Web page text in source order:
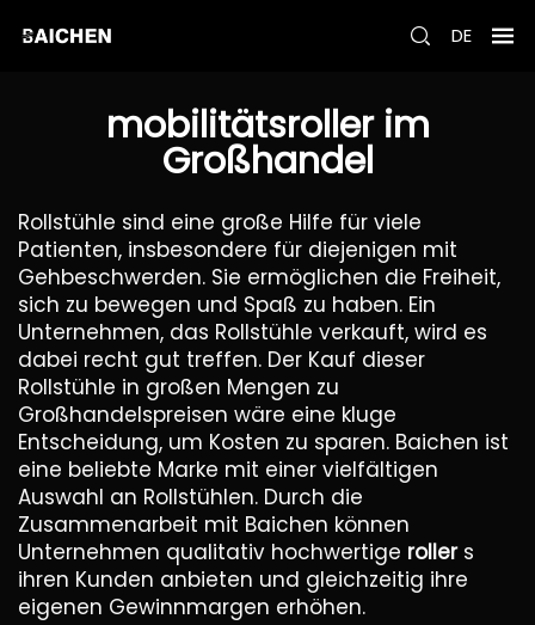
DE
mobilitätsroller im
Großhandel
Rollstühle sind eine große Hilfe für viele
Patienten, insbesondere für diejenigen mit
Gehbeschwerden. Sie ermöglichen die Freiheit,
sich zu bewegen und Spaß zu haben. Ein
Unternehmen, das Rollstühle verkauft, wird es
dabei recht gut treffen. Der Kauf dieser
Rollstühle in großen Mengen zu
Großhandelspreisen wäre eine kluge
Entscheidung, um Kosten zu sparen. Baichen ist
eine beliebte Marke mit einer vielfältigen
Auswahl an Rollstühlen. Durch die
Zusammenarbeit mit Baichen können
Unternehmen qualitativ hochwertige roller s
ihren Kunden anbieten und gleichzeitig ihre
eigenen Gewinnmargen erhöhen.